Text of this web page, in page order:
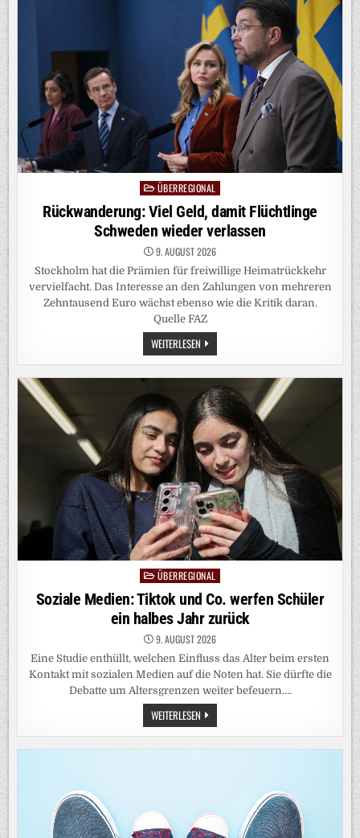
BITPANDA
UND
BITCOIN,
HERR
ENZERSDORFER-
KONRAD?
Posted
in
ÜBERREGIONAL
Rückwanderung: Viel Geld, damit Flüchtlinge
Schweden wieder verlassen
9. AUGUST 2026
Stockholm hat die Prämien für freiwillige Heimatrückkehr
vervielfacht. Das Interesse an den Zahlungen von mehreren
Zehntausend Euro wächst ebenso wie die Kritik daran.
Quelle FAZ
WEITERLESEN RÜCKWANDERUNG:
VIEL
GELD,
DAMIT
FLÜCHTLINGE
SCHWEDEN
WIEDER
VERLASSEN
Posted
in
ÜBERREGIONAL
Soziale Medien: Tiktok und Co. werfen Schüler
ein halbes Jahr zurück
9. AUGUST 2026
Eine Studie enthüllt, welchen Einfluss das Alter beim ersten
Kontakt mit sozialen Medien auf die Noten hat. Sie dürfte die
Debatte um Altersgrenzen weiter befeuern….
WEITERLESEN SOZIALE
MEDIEN:
TIKTOK
UND
ZURÜCK